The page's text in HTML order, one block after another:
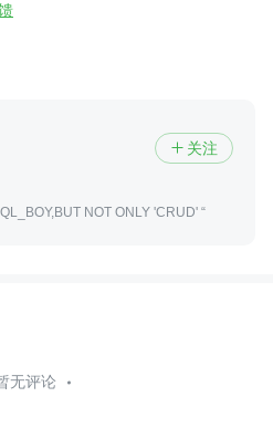
 关注
号【SQL_BOY】作者 ”A SQL_BOY,BUT NOT ONLY 'CRUD' “
无评论